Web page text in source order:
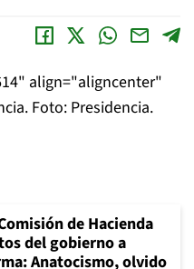
align="aligncenter"
Foto: Presidencia.
de Hacienda
del gobierno a
Anatocismo, olvido